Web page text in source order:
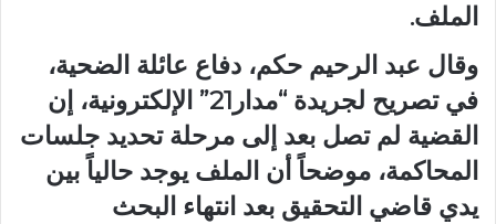
الملف.
وقال عبد الرحيم حكم، دفاع عائلة الضحية،
في تصريح لجريدة “مدار21” الإلكترونية، إن
القضية لم تصل بعد إلى مرحلة تحديد جلسات
المحاكمة، موضحاً أن الملف يوجد حالياً بين
يدي قاضي التحقيق بعد انتهاء البحث